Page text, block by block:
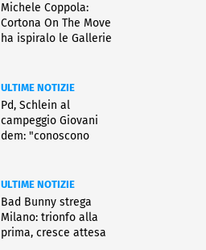
Michele Coppola:
Cortona On The Move
ha ispiralo le Gallerie
ULTIME NOTIZIE
Pd, Schlein al
campeggio Giovani
dem: "conoscono
ULTIME NOTIZIE
Bad Bunny strega
Milano: trionfo alla
prima, cresce attesa